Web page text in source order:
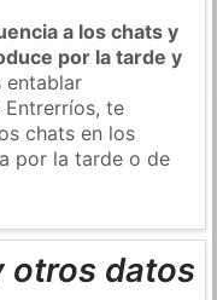
a los chats y
por la tarde y
entablar
Entrerríos, te
chats en los
por la tarde o de
otros datos